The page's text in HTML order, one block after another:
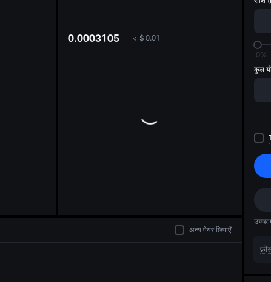
0.0003105 < $ 0.01
0%
कुल
अन्य पेयर छिपाएँ